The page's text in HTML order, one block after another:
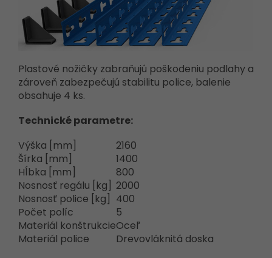
Plastové nožičky zabraňujú poškodeniu podlahy a
zároveň zabezpečujú stabilitu police, balenie
obsahuje 4 ks.
Technické parametre:
Výška [mm]
2160
Šírka [mm]
1400
Hĺbka [mm]
800
Nosnosť regálu [kg]
2000
Nosnosť police [kg]
400
Počet políc
5
Materiál konštrukcieOceľ
Materiál police
Drevovláknitá doska